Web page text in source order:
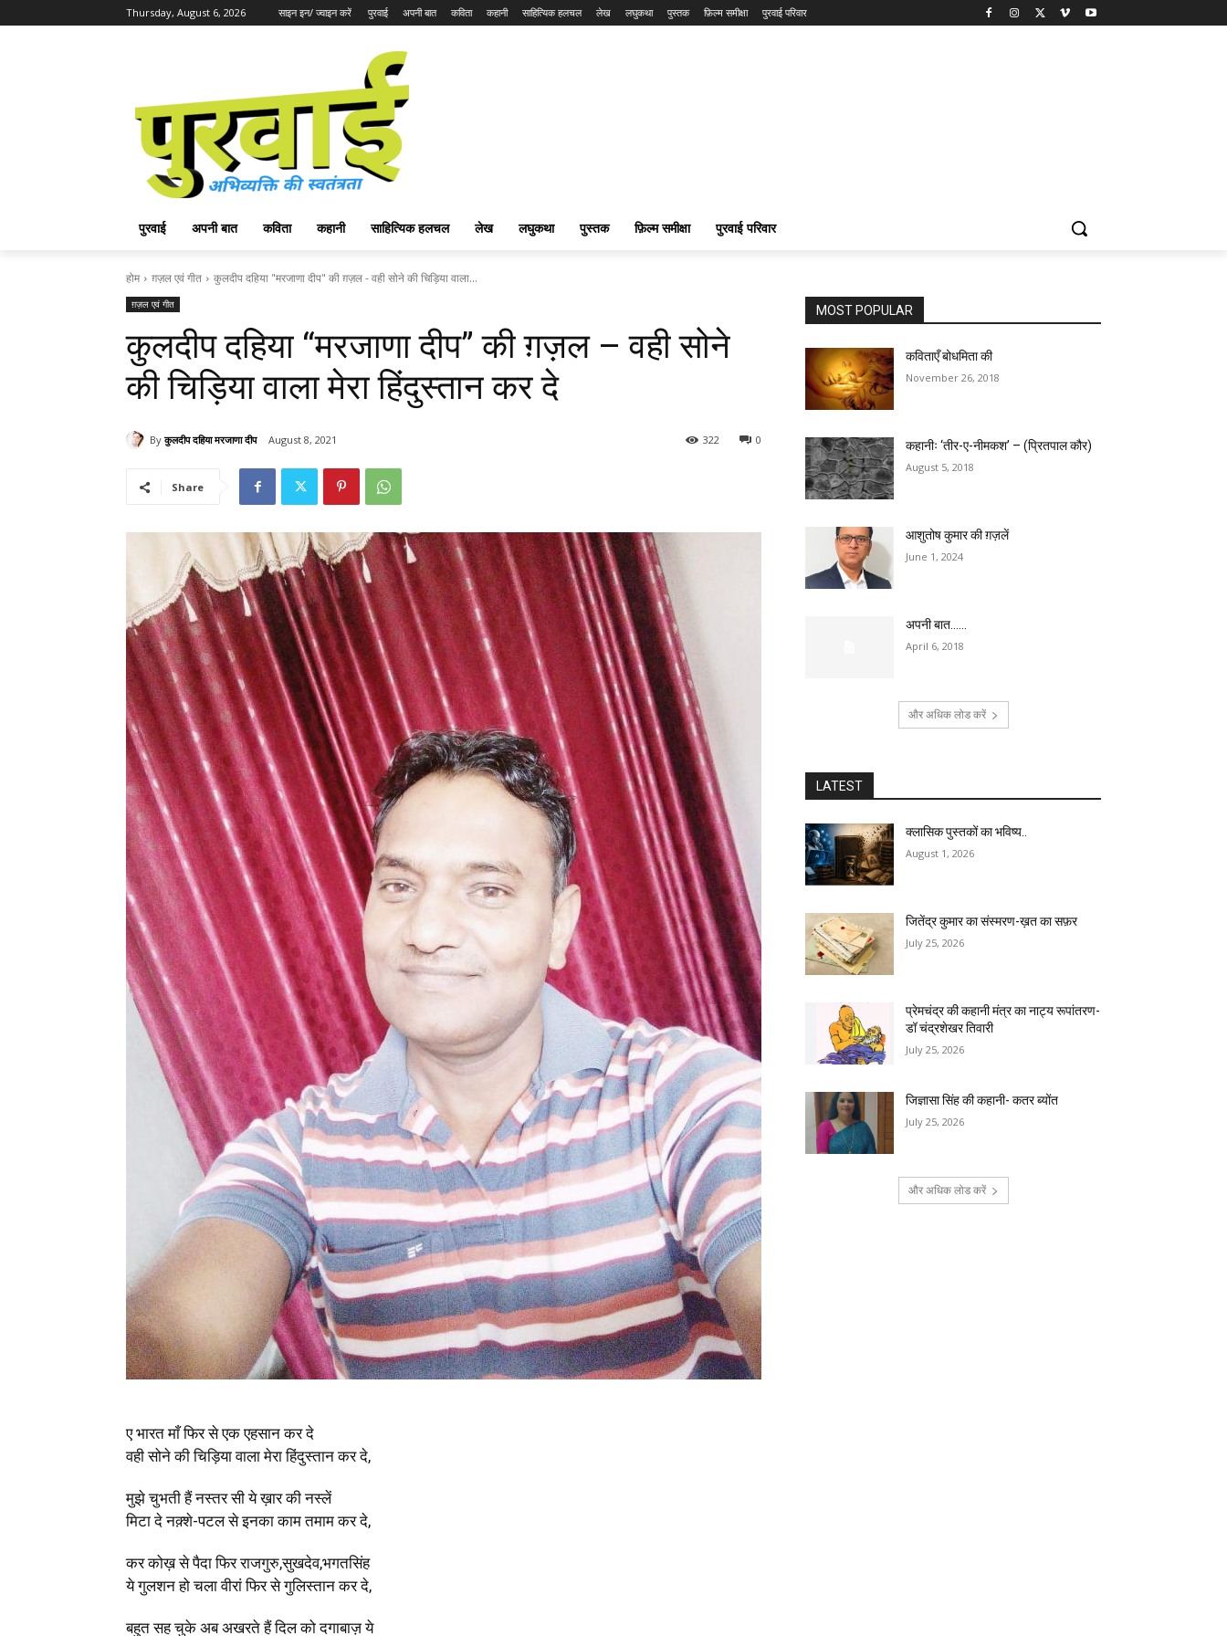
Thursday, August 6, 2026 साइन इन/ ज्वाइन करें पुरवाई अपनी बात कविता कहानी साहित्यिक हलचल लेख लघुकथा पुस्तक फ़िल्म समीक्षा पुरवाई परिवार
पुरवाई अपनी बात कविता कहानी साहित्यिक हलचल लेख लघुकथा पुस्तक फ़िल्म समीक्षा पुरवाई परिवार
होम ग़ज़ल एवं गीत कुलदीप दहिया "मरजाणा दीप" की ग़ज़ल - वही सोने की चिड़िया वाला...
ग़ज़ल एवं गीत
कुलदीप दहिया “मरजाणा दीप” की ग़ज़ल – वही सोने
की चिड़िया वाला मेरा हिंदुस्तान कर दे
By कुलदीप दहिया मरजाणा दीप August 8, 2021 0
322
Share
ए भारत माँ फिर से एक एहसान कर दे
वही सोने की चिड़िया वाला मेरा हिंदुस्तान कर दे,
मुझे चुभती हैं नस्तर सी ये ख़ार की नस्लें
मिटा दे नक़्शे-पटल से इनका काम तमाम कर दे,
कर कोख़ से पैदा फिर राजगुरु,सुखदेव,भगतसिंह
ये गुलशन हो चला वीरां फिर से गुलिस्तान कर दे,
बहुत सह चुके अब अखरते हैं दिल को दगाबाज़ ये
MOST POPULAR
कविताएँ बोधमिता की
November 26, 2018
कहानीः ‘तीर-ए-नीमकश’ – (प्रितपाल कौर)
August 5, 2018
आशुतोष कुमार की ग़ज़लें
June 1, 2024
अपनी बात……
April 6, 2018
और अधिक लोड करें
LATEST
क्लासिक पुस्तकों का भविष्य..
August 1, 2026
जितेंद्र कुमार का संस्मरण-ख़त का सफ़र
July 25, 2026
प्रेमचंद्र की कहानी मंत्र का नाट्य रूपांतरण-
डॉ चंद्रशेखर तिवारी
July 25, 2026
जिज्ञासा सिंह की कहानी- कतर ब्योंत
July 25, 2026
और अधिक लोड करें